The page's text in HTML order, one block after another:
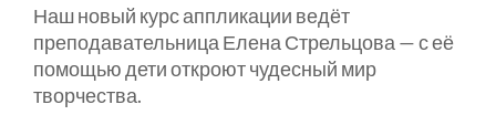
Наш новый курс аппликации ведёт
преподавательница Елена Стрельцова — с её
помощью дети откроют чудесный мир
творчества.